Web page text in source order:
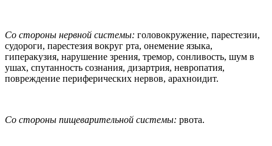
Со стороны нервной системы: головокружение, парестезии,
судороги, парестезия вокруг рта, онемение языка,
гиперакузия, нарушение зрения, тремор, сонливость, шум в
ушах, спутанность сознания, дизартрия, невропатия,
повреждение периферических нервов, арахноидит.
Со стороны пищеварительной системы: рвота.